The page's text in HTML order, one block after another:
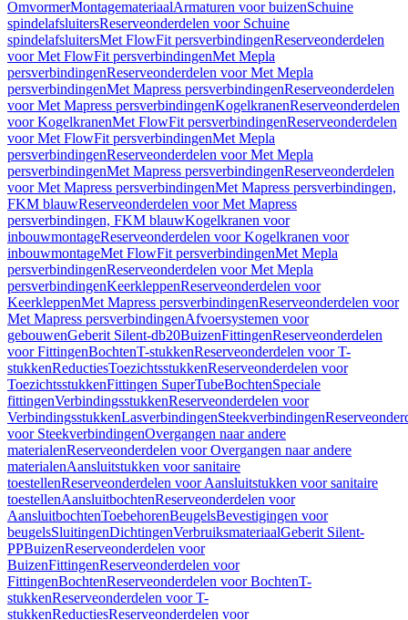
OmvormerMontagemateriaalArmaturen voor buizenSchuine
spindelafsluitersReserveonderdelen voor Schuine
spindelafsluitersMet FlowFit persverbindingenReserveonderdelen
voor Met FlowFit persverbindingenMet Mepla
persverbindingenReserveonderdelen voor Met Mepla
persverbindingenMet Mapress persverbindingenReserveonderdelen
voor Met Mapress persverbindingenKogelkranenReserveonderdelen
voor KogelkranenMet FlowFit persverbindingenReserveonderdelen
voor Met FlowFit persverbindingenMet Mepla
persverbindingenReserveonderdelen voor Met Mepla
persverbindingenMet Mapress persverbindingenReserveonderdelen
voor Met Mapress persverbindingenMet Mapress persverbindingen,
FKM blauwReserveonderdelen voor Met Mapress
persverbindingen, FKM blauwKogelkranen voor
inbouwmontageReserveonderdelen voor Kogelkranen voor
inbouwmontageMet FlowFit persverbindingenMet Mepla
persverbindingenReserveonderdelen voor Met Mepla
persverbindingenKeerkleppenReserveonderdelen voor
KeerkleppenMet Mapress persverbindingenReserveonderdelen voor
Met Mapress persverbindingenAfvoersystemen voor
gebouwenGeberit Silent-db20BuizenFittingenReserveonderdelen
voor FittingenBochtenT-stukkenReserveonderdelen voor T-
stukkenReductiesToezichtsstukkenReserveonderdelen voor
ToezichtsstukkenFittingen SuperTubeBochtenSpeciale
fittingenVerbindingsstukkenReserveonderdelen voor
VerbindingsstukkenLasverbindingenSteekverbindingen
voor SteekverbindingenOvergangen naar andere
materialenReserveonderdelen voor Overgangen naar andere
materialenAansluitstukken voor sanitaire
toestellenReserveonderdelen voor Aansluitstukken voor sanitaire
toestellenAansluitbochtenReserveonderdelen voor
AansluitbochtenToebehorenBeugelsBevestigingen voor
beugelsSluitingenDichtingenVerbruiksmateriaalGeberit Silent-
PPBuizenReserveonderdelen voor
BuizenFittingenReserveonderdelen voor
FittingenBochtenReserveonderdelen voor BochtenT-
stukkenReserveonderdelen voor T-
stukkenReductiesReserveonderdelen voor